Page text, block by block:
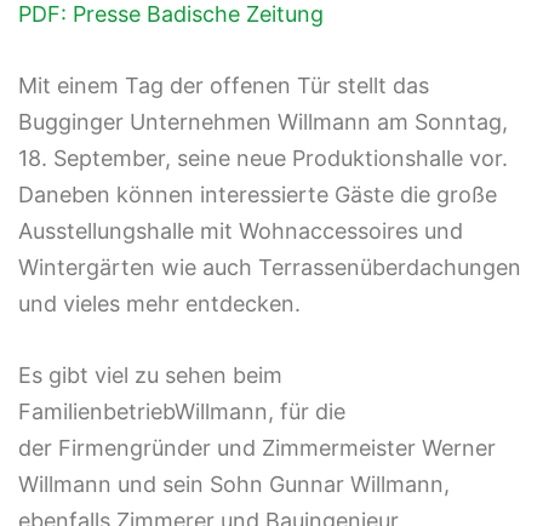
PDF: Presse Badische Zeitung
Mit einem Tag der offenen Tür stellt das
Bugginger Unternehmen Willmann am Sonntag,
18. September, seine neue Produktionshalle vor.
Daneben können interessierte Gäste die große
Ausstellungshalle mit Wohnaccessoires und
Wintergärten wie auch Terrassenüberdachungen
und vieles mehr entdecken.
Es gibt viel zu sehen beim
FamilienbetriebWillmann, für die
der Firmengründer und Zimmermeister Werner
Willmann und sein Sohn Gunnar Willmann,
ebenfalls Zimmerer und Bauingenieur,